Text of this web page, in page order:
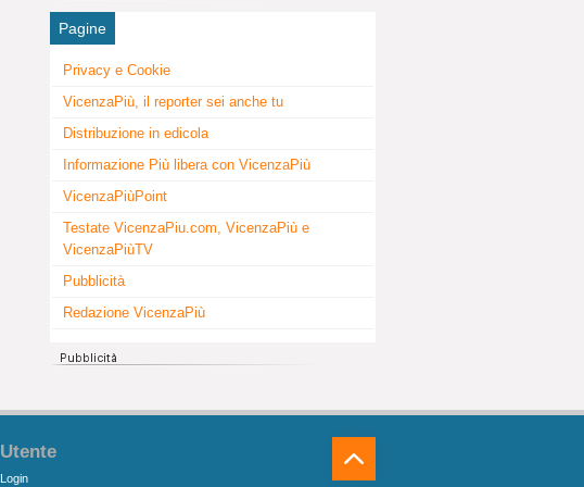
Pagine
Privacy e Cookie
VicenzaPiù, il reporter sei anche tu
Distribuzione in edicola
Informazione Più libera con VicenzaPiù
VicenzaPiùPoint
Testate VicenzaPiu.com, VicenzaPiù e
VicenzaPiùTV
Pubblicità
Redazione VicenzaPiù
Utente
Login